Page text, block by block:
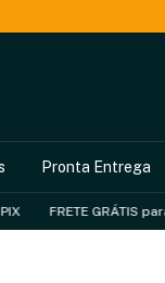
Pronta Entrega
GRÁTIS para todo Brasil